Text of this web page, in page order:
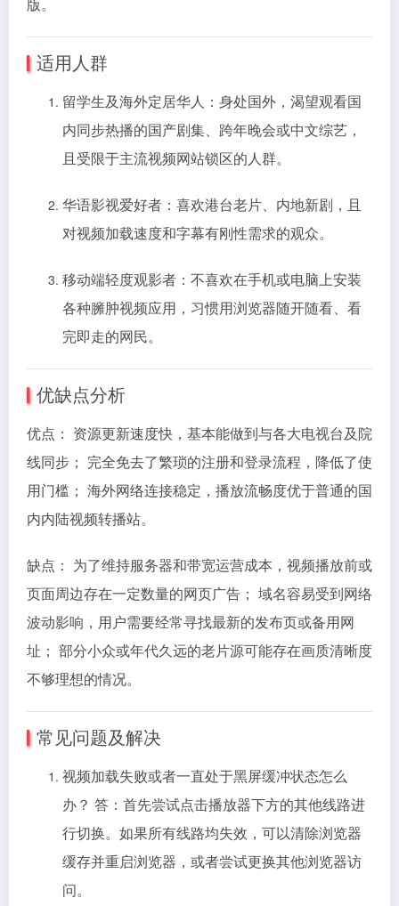
适用人群
留学生及海外定居华人：身处国外，渴望观看国
内同步热播的国产剧集、跨年晚会或中文综艺，
且受限于主流视频网站锁区的人群。
华语影视爱好者：喜欢港台老片、内地新剧，且
对视频加载速度和字幕有刚性需求的观众。
移动端轻度观影者：不喜欢在手机或电脑上安装
各种臃肿视频应用，习惯用浏览器随开随看、看
完即走的网民。
优缺点分析
优点： 资源更新速度快，基本能做到与各大电视台及院
线同步； 完全免去了繁琐的注册和登录流程，降低了使
用门槛； 海外网络连接稳定，播放流畅度优于普通的国
内内陆视频转播站。
缺点： 为了维持服务器和带宽运营成本，视频播放前或
页面周边存在一定数量的网页广告； 域名容易受到网络
波动影响，用户需要经常寻找最新的发布页或备用网
址； 部分小众或年代久远的老片源可能存在画质清晰度
不够理想的情况。
常见问题及解决
视频加载失败或者一直处于黑屏缓冲状态怎么
办？ 答：首先尝试点击播放器下方的其他线路进
行切换。如果所有线路均失效，可以清除浏览器
缓存并重启浏览器，或者尝试更换其他浏览器访
问。